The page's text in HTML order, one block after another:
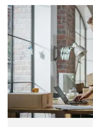
Scopri di più Agevolazioni